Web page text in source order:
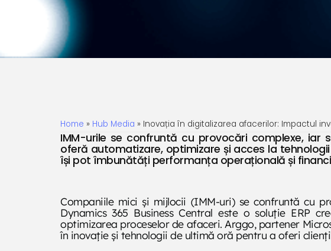
Home » Hub Media » Inovația în digitalizarea afacerilor: Impactul
IMM-urile se confruntă cu provocări complexe, iar
oferă automatizare, optimizare și acces la
își pot îmbunătăți performanța operațională și
Companiile mici și mijlocii (IMM-uri) se confruntă cu
Dynamics 365 Business Central este o soluție ERP
optimizarea proceselor de afaceri. Arggo, partener
în inovație și tehnologii de ultimă oră pentru a oferi